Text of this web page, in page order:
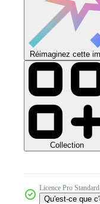
Réimaginez cette
Collection
Licence Pro Standard
Qu'est-ce que